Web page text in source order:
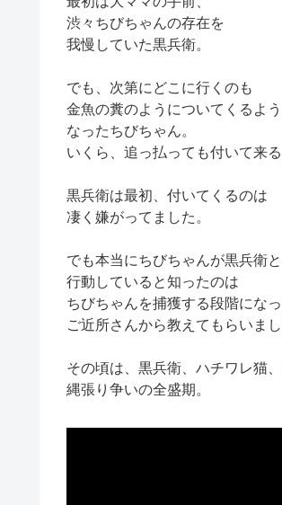
渋々ちびちゃんの存在を
我慢していた黒兵衛。
でも、次第にどこに行くのも
金魚の糞のようについてくるよ
なったちびちゃん。
いくら、追っ払っても付いて来る
黒兵衛は最初、付いてくるのは
凄く嫌がってました。
でも本当にちびちゃんが黒兵衛
行動していると知ったのは
ちびちゃんを捕獲する段階にな
ご近所さんから教えてもらいまし
その頃は、黒兵衛、 ハチワレ猫
縄張り争いの全盛期。